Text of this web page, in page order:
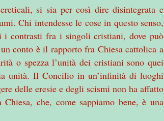
si sia per così dire disintegrata e
Chi intendesse le cose in questo senso,
i contrasti fra i singoli cristiani, dove può
conto è il rapporto fra Chiesa cattolica a
o spezza l’unità dei cristiani sono quei
unità. Il Concilio in un’infinità di luoghi
delle eresie e degli scismi non ha affatto
che, come sappiamo bene, è una